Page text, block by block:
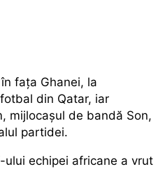
fața Ghanei, la
din Qatar, iar
mijlocașul de bandă Son,
partidei.
echipei africane a vrut